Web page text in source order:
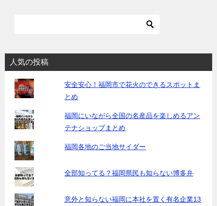
人気の投稿
安全安心！福岡市で花火のできるスポットま
とめ
福岡にいながら全国の名産品を楽しめるアン
テナショップまとめ
福岡各地のご当地サイダー
全部知ってる？福岡県民も知らない博多弁
意外と知らない福岡に本社を置く有名企業13